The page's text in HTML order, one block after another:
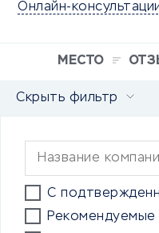
Онлайн-
МЕСТО
Скрыть фильтр
С
Рекомендуемые